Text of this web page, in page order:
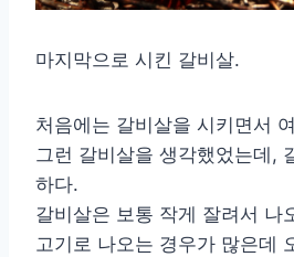
마지막으로 시킨 갈비살.
처음에는 갈비살을 시키면서
그런 갈비살을 생각했었는데,
하다.
갈비살은 보통 작게 잘려서 나
고기로 나오는 경우가 많은데